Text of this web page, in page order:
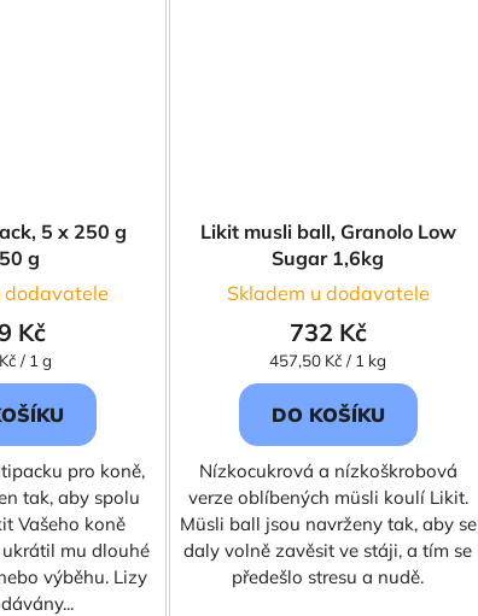
5 x 250 g
g
dodavatele
Kč
/ 1 g
pro koně,
tak, aby spolu
Vašeho koně
mu dlouhé
výběhu. Lizy
Likit musli ball, Granolo Low
Sugar 1,6kg
Skladem u dodavatele
732 Kč
Měrná
cena:
457,50 Kč / 1 kg
DO KOŠÍKU
Nízkocukrová a nízkoškrobová
verze oblíbených müsli koulí Likit.
Müsli ball jsou navrženy tak, aby se
daly volně zavěsit ve stáji, a tím se
předešlo stresu a nudě.